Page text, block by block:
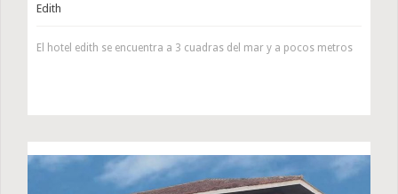
Edith
El hotel edith se encuentra a 3 cuadras del mar y a pocos metros